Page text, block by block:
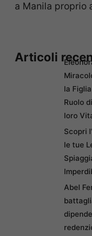
a Manila proprio
Articoli
la
Ruolo
loro
Scopri
le tue
Abel